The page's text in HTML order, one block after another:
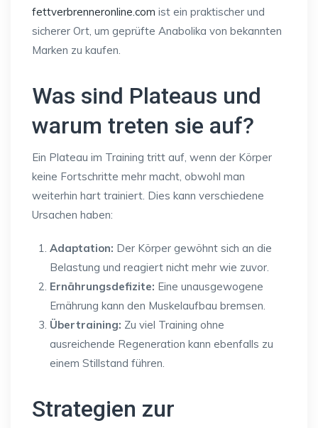
fettverbrenneronline.com ist ein praktischer und
sicherer Ort, um geprüfte Anabolika von bekannten
Marken zu kaufen.
Was sind Plateaus und
warum treten sie auf?
Ein Plateau im Training tritt auf, wenn der Körper
keine Fortschritte mehr macht, obwohl man
weiterhin hart trainiert. Dies kann verschiedene
Ursachen haben:
Adaptation: Der Körper gewöhnt sich an die
Belastung und reagiert nicht mehr wie zuvor.
Ernährungsdefizite: Eine unausgewogene
Ernährung kann den Muskelaufbau bremsen.
Übertraining: Zu viel Training ohne
ausreichende Regeneration kann ebenfalls zu
einem Stillstand führen.
Strategien zur